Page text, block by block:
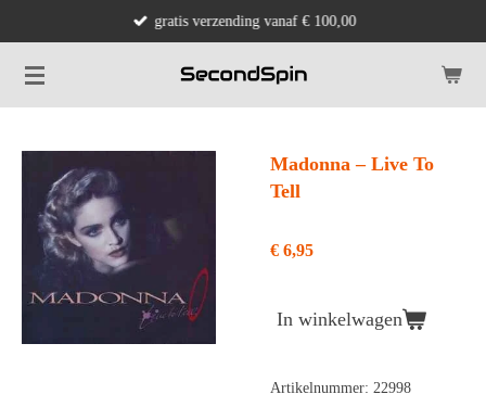
naar
de
gratis verzending vanaf € 100,00
Madonna ‎– Live To
Tell
€ 6,95
In winkelwagen
Artikelnummer: 22998